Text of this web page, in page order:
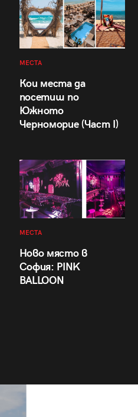
МЕСТА
Кои места да
посетиш по
Южното
Черноморие (Част I)
МЕСТА
Ново място в
София: PINK
BALLOON